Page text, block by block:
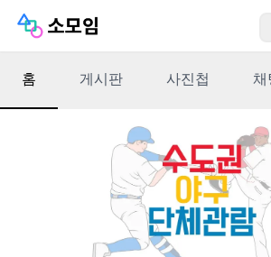
홈 게시판 사진첩 채